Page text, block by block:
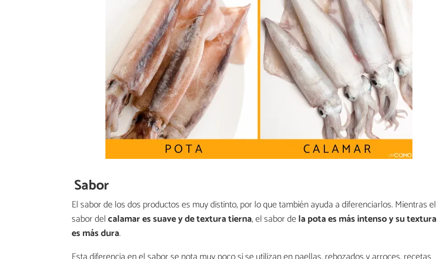
Sabor
El sabor de los dos productos es muy distinto, por lo que también ayuda a diferenciarlos. Mientras el
sabor delcalamar es suave y de textura tierna, el sabor dela pota es más intenso y su textura
es más dura.